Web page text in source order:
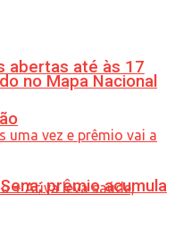
abertas até às 17
no Mapa Nacional
prêmio acumula